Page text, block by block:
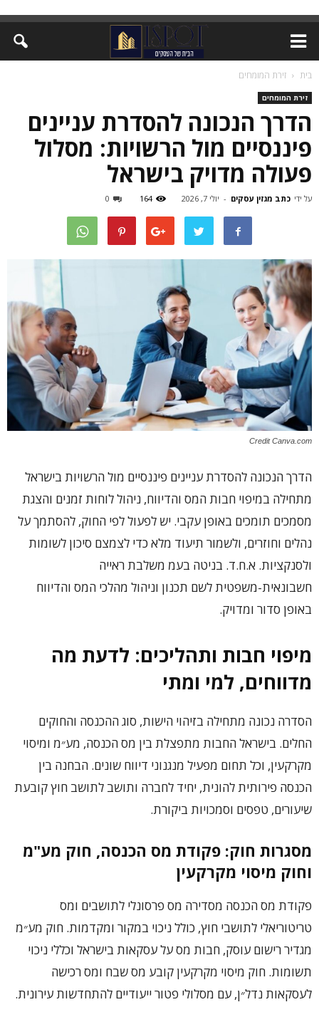
בית זירת המומחים
זירת המומחים
הדרך הנכונה להסדרת עניינים
פיננסיים מול הרשויות: מסלול
פעולה מדויק בישראל
על ידי כתב מגזין עסקים - יולי 7, 2026 164
0
Credit Canva.com
הדרך הנכונה להסדרת עניינים פיננסיים מול הרשויות בישראל
מתחילה במיפוי חבות המס והדיווח, ניהול לוחות זמנים והצגת
מסמכים תומכים באופן עקבי. יש לפעול לפי החוק, להסתמך על
נהלים וחוזרים, ולשמור תיעוד מלא כדי לצמצם סיכון לשומות
ולסנקציות. א.ח.ד. בניטה בעמ משלבת ראייה
חשבונאית-משפטית לשם תכנון וניהול מהלכי המס והדיווח
באופן סדור ומדויק.
מיפוי חבות ותהליכים: לדעת מה
מדווחים, למי ומתי
הסדרה נכונה מתחילה בזיהוי הישות, סוג ההכנסה והחוקים
החלים. בישראל החבות מתפצלת בין מס הכנסה, מע״מ ומיסוי
מקרקעין, וכל תחום מפעיל מנגנוני דיווח שונים. הבחנה בין
הכנסה פירותית להונית, יחיד לחברה ותושב לתושב חוץ קובעת
שיעורים, טפסים וסמכויות ביקורת.
מסגרות חוק: פקודת מס הכנסה, חוק מע"מ
וחוק מיסוי מקרקעין
פקודת מס הכנסה מסדירה מס פרסונלי לתושבים ומס
טריטוריאלי לתושבי חוץ, כולל ניכוי במקור ומקדמות. חוק מע״מ
מגדיר רישום עוסק, חבות מס על עסקאות בישראל וכללי ניכוי
תשומות. חוק מיסוי מקרקעין קובע מס שבח ומס רכישה
לעסקאות נדל״ן, עם מסלולי פטור ייעודיים להתחדשות עירונית.